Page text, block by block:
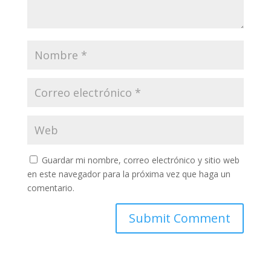
Guardar mi nombre, correo electrónico y sitio web
en este navegador para la próxima vez que haga un
comentario.